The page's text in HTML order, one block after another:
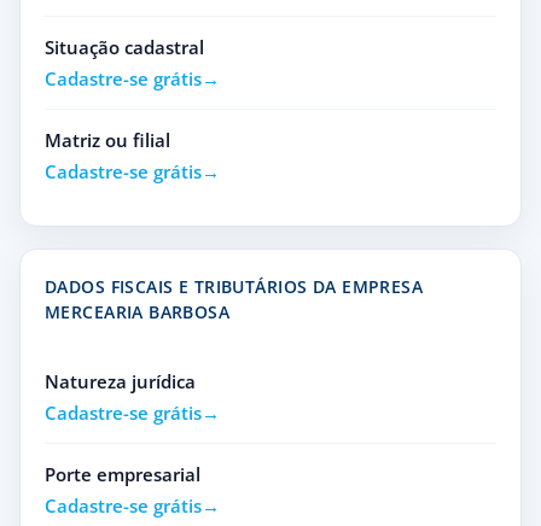
Situação cadastral
Cadastre-se grátis
Matriz ou filial
Cadastre-se grátis
DADOS FISCAIS E TRIBUTÁRIOS DA EMPRESA
MERCEARIA BARBOSA
Natureza jurídica
Cadastre-se grátis
Porte empresarial
Cadastre-se grátis